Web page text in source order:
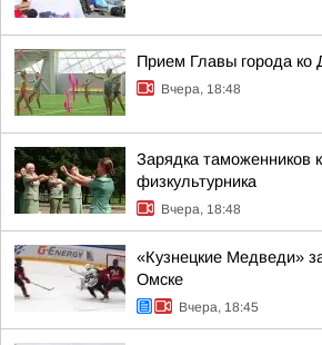
Прием Главы города ко
Вчера, 18:48
Зарядка таможенников
физкультурника
Вчера, 18:48
«Кузнецкие Медведи»
Омске
Вчера, 18:45